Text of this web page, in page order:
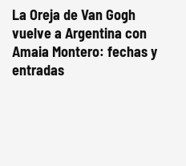
La Oreja de Van Gogh
vuelve a Argentina con
Amaia Montero: fechas y
entradas